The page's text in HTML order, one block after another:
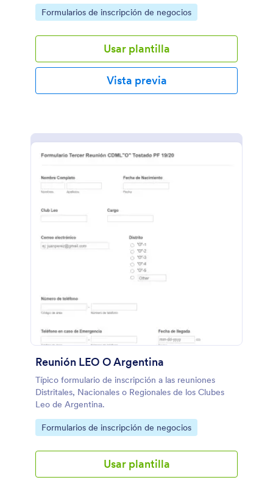
Go to Category:
Formularios de inscripción de negocios
Usar plantilla
Vista previa
Reunión LEO O Argentina
Típico formulario de inscripción a las reuniones
Distritales, Nacionales o Regionales de los Clubes
Leo de Argentina.
Go to Category:
Formularios de inscripción de negocios
Usar plantilla